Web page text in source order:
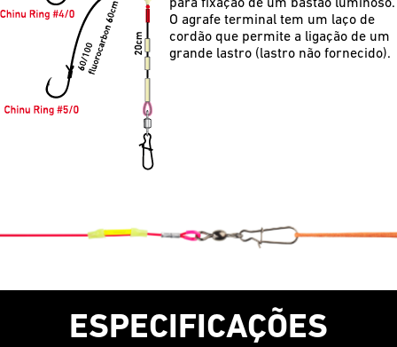
para fixação de um bastão luminoso.
O agrafe terminal tem um laço de
cordão que permite a ligação de um
grande lastro (lastro não fornecido).
ESPECIFICAÇÕES